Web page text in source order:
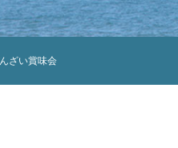
ざい賞味会